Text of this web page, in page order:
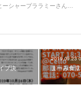
シャープララミーさん…
ブ決
2019.09.23
まーみ食